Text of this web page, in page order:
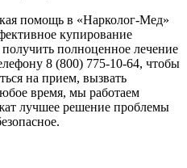
помощь в «Нарколог-Мед»
купирование
полноценное лечение
8 (800) 775-10-64, чтобы
на прием, вызвать
время, мы работаем
лучшее решение проблемы